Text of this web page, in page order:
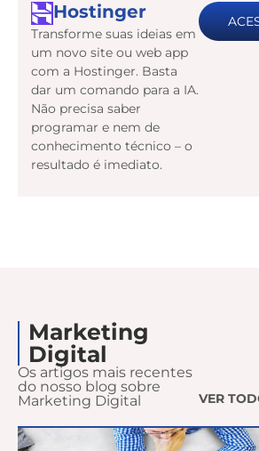
Hostinger
Transforme suas ideias em
um novo site ou web app
com a Hostinger. Basta
dar um comando para a IA.
Não precisa saber
programar e nem de
conhecimento técnico – o
resultado é imediato.
Marketing
Digital
Os artigos mais recentes
do nosso blog sobre
Marketing Digital
VER